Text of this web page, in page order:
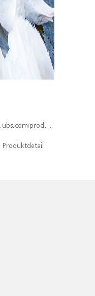
index/isin/DE000WA9FBR3
Produktdetail